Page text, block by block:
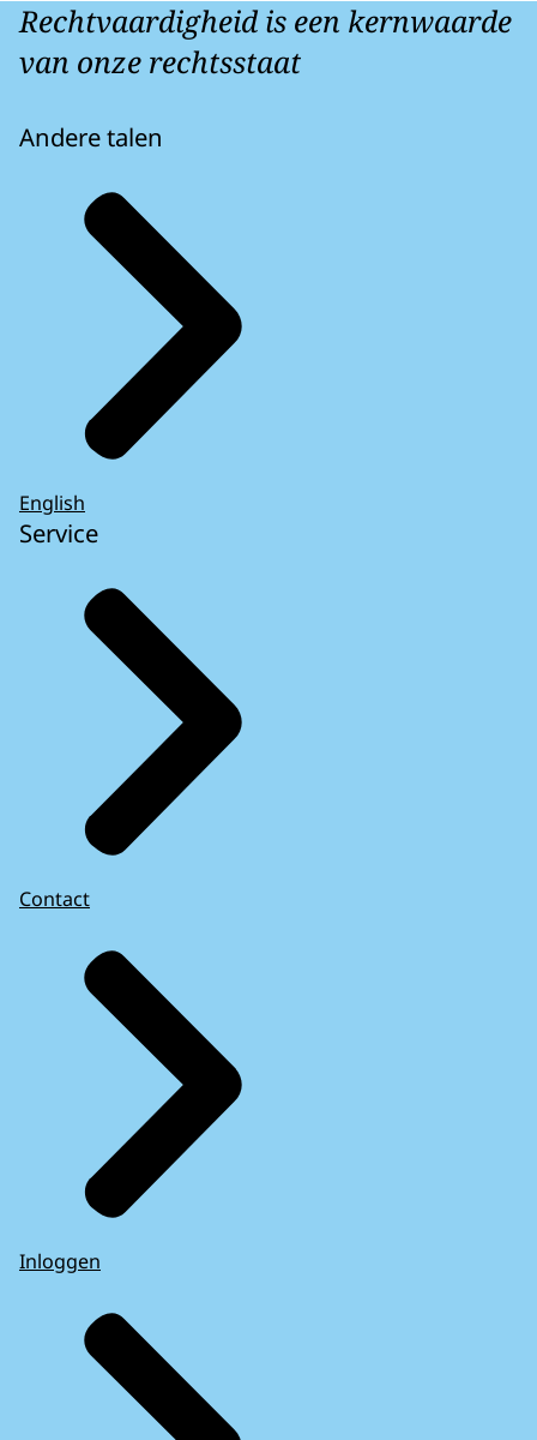
Rechtvaardigheid is een kernwaarde
van onze rechtsstaat
Andere talen
English
Service
Contact
Inloggen